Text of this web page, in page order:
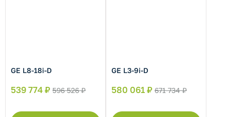
GE L8-18i-D
539 774 ₽ 596 526 ₽
GE L3-9i-D
580 061 ₽ 671 734 ₽